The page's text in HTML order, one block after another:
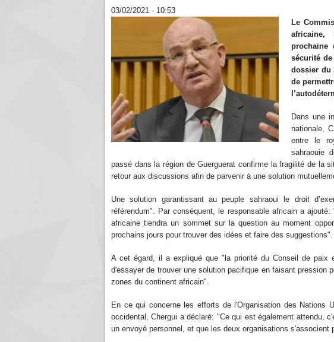
03/02/2021 - 10:53
Le
prochaine
sécurité
dossier du
de
Dans une
nationale,
entre le
sahraouie
passé dans la région de Guerguerat confirme la fragilité de la
retour aux discussions afin de parvenir à une solution
Une solution garantissant au peuple sahraoui le droit
référendum". Par conséquent, le responsable africain a
africaine tiendra un sommet sur la question au moment
prochains jours pour trouver des idées et faire des suggestions".
A cet égard, il a expliqué que "la priorité du Conseil de paix
d'essayer de trouver une solution pacifique en faisant pression
zones du continent africain".
En ce qui concerne les efforts de l'Organisation des Nations
occidental, Chergui a déclaré: "Ce qui est également attendu,
un envoyé personnel, et que les deux organisations